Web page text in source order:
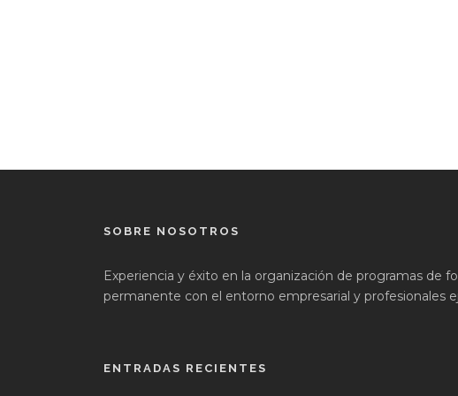
SOBRE NOSOTROS
Experiencia y éxito en la organización de programas de
permanente con el entorno empresarial y profesionales
ENTRADAS RECIENTES